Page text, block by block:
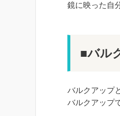
鏡に映った自
■バル
バルクアップ
バルクアップ